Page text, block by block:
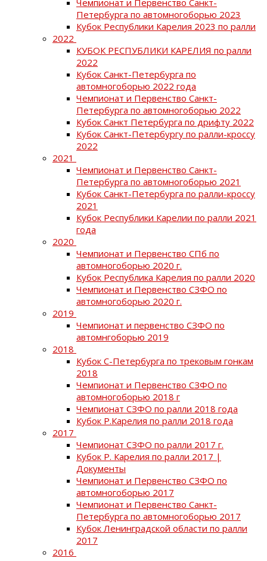
Петербурга по автомногоборью 2023
Кубок Республики Карелия 2023 по ралли
2022
КУБОК РЕСПУБЛИКИ КАРЕЛИЯ по ралли
2022
Кубок Санкт-Петербурга по
автомногоборью 2022 года
Чемпионат и Первенство Санкт-
Петербурга по автомногоборью 2022
Кубок Санкт Петербурга по дрифту 2022
Кубок Санкт-Петербургу по ралли-кроссу
2022
2021
Чемпионат и Первенство Санкт-
Петербурга по автомногоборью 2021
Кубок Санкт-Петербурга по ралли-кроссу
2021
Кубок Республики Карелии по ралли 2021
года
2020
Чемпионат и Первенство СПб по
автомногоборью 2020 г.
Кубок Республика Карелия по ралли 2020
Чемпионат и Первенство СЗФО по
автомногоборью 2020 г.
2019
Чемпионат и первенство СЗФО по
автомнгоборью 2019
2018
Кубок С-Петербурга по трековым гонкам
2018
Чемпионат и Первенство СЗФО по
автомногоборью 2018 г
Чемпионат СЗФО по ралли 2018 года
Кубок Р.Карелия по ралли 2018 года
2017
Чемпионат СЗФО по ралли 2017 г.
Кубок Р. Карелия по ралли 2017 |
Документы
Чемпионат и Первенство СЗФО по
автомногоборью 2017
Чемпионат и Первенство Санкт-
Петербурга по автомногоборью 2017
Кубок Ленинградской области по ралли
2017
2016